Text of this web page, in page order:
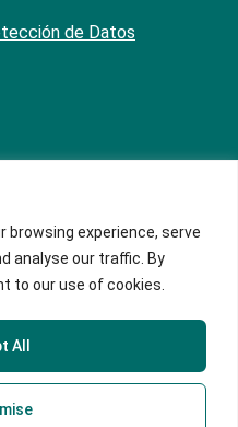
browsing experience, serve
analyse our traffic. By
to our use of cookies.
All
de Datos